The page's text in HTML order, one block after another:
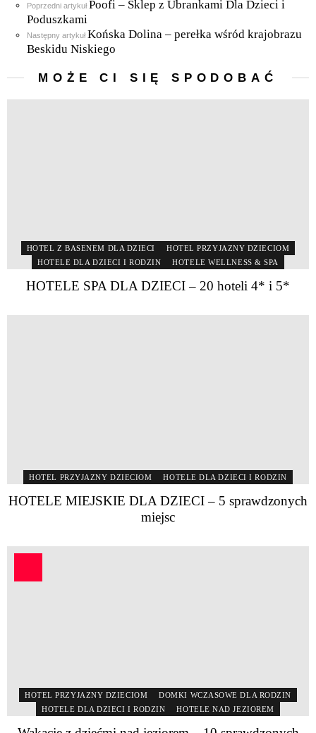
Zobacz
więcej
Poprzedni artykuł Poofi – Sklep z Ubrankami Dla Dzieci i
Poduszkami
Następny artykuł Końska Dolina – perełka wśród krajobrazu
Beskidu Niskiego
MOŻE CI SIĘ SPODOBAĆ
HOTEL Z BASENEM DLA DZIECI
HOTEL PRZYJAZNY DZIECIOM
HOTELE DLA DZIECI I RODZIN
HOTELE WELLNESS & SPA
HOTELE SPA DLA DZIECI – 20 hoteli 4* i 5*
HOTEL PRZYJAZNY DZIECIOM HOTELE DLA DZIECI I RODZIN
HOTELE MIEJSKIE DLA DZIECI – 5 sprawdzonych
miejsc
HOTEL PRZYJAZNY DZIECIOM
DOMKI WCZASOWE DLA RODZIN
HOTELE DLA DZIECI I RODZIN
HOTELE NAD JEZIOREM